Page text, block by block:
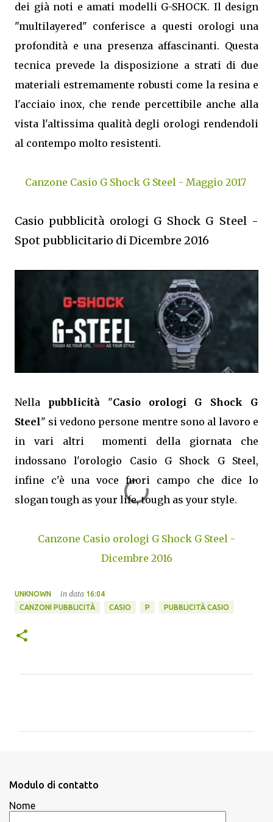
dei già noti e amati modelli G-SHOCK. Il design
"multilayered" conferisce a questi orologi una
profondità e una presenza affascinanti. Questa
tecnica prevede la disposizione a strati di due
materiali estremamente robusti come la resina e
l'acciaio inox, che rende percettibile anche alla
vista l'altissima qualità degli orologi rendendoli
al contempo molto resistenti.
Canzone Casio G Shock G Steel - Maggio 2017
Casio pubblicità orologi G Shock G Steel -
Spot pubblicitario di Dicembre 2016
Nella pubblicità "Casio orologi G Shock G
Steel" si vedono persone mentre sono al lavoro e
in vari altri momenti della giornata che
indossano l'orologio Casio G Shock G Steel,
infine c'è una voce fuori campo che dice lo
slogan tough as your life, tough as your style.
Canzone Casio orologi G Shock G Steel -
Dicembre 2016
UNKNOWN in data 16:04
CANZONI PUBBLICITÀ
CASIO P PUBBLICITÀ CASIO
i
Modulo di contatto
Nome